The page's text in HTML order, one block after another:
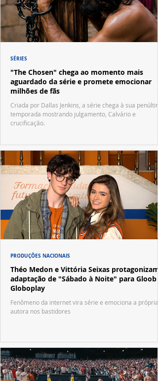
"The Chosen" chega ao momento mais
aguardado da série e promete emocionar
milhões de fãs
Criada por Dallas Jenkins, a série chega à sua
temporada mostrando julgamento, Calvário e
crucificação.
SÉRIES
Théo Medon e Vittória Seixas protagonizam
adaptação de "Sábado à Noite" para Gloob e
Globoplay
Fenômeno da internet vira série e emociona a própria
autora nos bastidores
PRODUÇÕES NACIONAIS